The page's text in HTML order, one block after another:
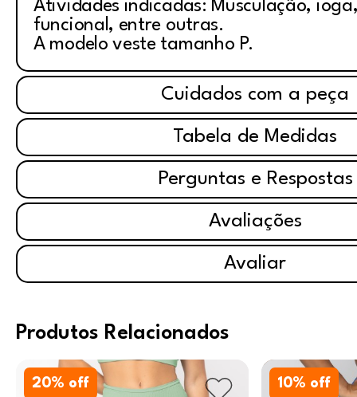
Atividades indicadas: Musculação,
funcional, entre outras.
A modelo veste tamanho P.
Cuidados com a peça
Tabela de Medidas
Perguntas e Respostas
Avaliações
Avaliar
Produtos Relacionados
20% off 10% off